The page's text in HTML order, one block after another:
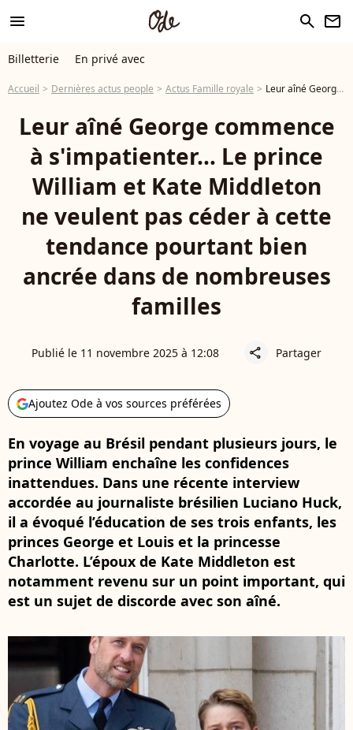
menu search newsletter
Billetterie En privé avec
Accueil Dernières actus people Actus Famille royale Leur aîné George commence à s'impatienter… Le prince William et Kate Middleton ne veulent pas céder à cette tendance pourtant bien ancrée dans de nombreuses familles
Leur aîné George commence
à s'impatienter… Le prince
William et Kate Middleton
ne veulent pas céder à cette
tendance pourtant bien
ancrée dans de nombreuses
familles
Publié le 11 novembre 2025 à 12:08 share Partager
Ajoutez Ode à vos sources préférées
En voyage au Brésil pendant plusieurs jours, le
prince William enchaîne les confidences
inattendues. Dans une récente interview
accordée au journaliste brésilien Luciano Huck,
il a évoqué l’éducation de ses trois enfants, les
princes George et Louis et la princesse
Charlotte. L’époux de Kate Middleton est
notamment revenu sur un point important, qui
est un sujet de discorde avec son aîné.